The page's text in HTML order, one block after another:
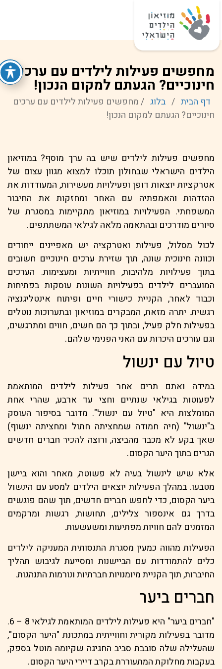
מחפשים פעילות לילדים עם ערכים
חינוכיים? הגעתם למקום הנכון!
דף הבית / בלוג / מחפשים פעילות לילדים עם ערכים
חינוכיים? הגעתם למקום הנכון!
מחפשים פעילות לילדים שיש בה ערך מוסף? במוזיאון
הילדים הישראלי שבחולון תוכלו למצוא מגוון עצום של
אטרקציות יוצאות דופן ופעילויות מעשירות, המעודדות את
ההזדהות והאמפתיה עם האחר ומחזקות את החיבור
המשפחתי. הפעילויות במוזיאון מתקיימות במסגרת של
סיורים מודרכים ובהתאמה מלאה לגילאי המשתתפים.
לכול מסלול, פעילות ואטרקציה יש מאפיינים ייחודים
וכוונה חינוכית שונה, תוך שזירת ערכים חינוכיים חשובים
בתוך פעילויות מלהיבות, חווייתיות ומעצימות. הערכים
המועברים לילדים בפעילויות השונות עוסקות בפתיחות
וכבוד לאחר, הקניית כישורי חיים ופיתוח אינטליגנציה
רגשית. יתרה מזאת, המבקרים במוזיאון ובתערוכות נוטלים
בפעילות חלק פעיל, ובתוך כך הם חשים, חווים ומתרגשים,
וגם עורכים היכרות עם האני הפנימי שלהם.
טיול עם ינשול
במידה ואתם תרים אחר פעילות לילדים המותאמת
לפעוטות בגילאי שנתיים וחצי עד ארבע, שהרי אחת
המומלצות היא "טיול עם ינשול". מדובר בסיפור העוסק
ב"ינשול" (חיה חמודה שמחציתה חתול ומחציתה ינשוף)
שאך בקע לא מכבר מהביצה, ורוצה להכיר חברים חדשים
הגרים בתוך היער הקסום.
אלא שיש לינשול בעיה לא פשוטה, מאחר והוא ביישן
מטבעו. במהלך הפעילות יוצאים הילדים למסע עם הינשול
ביער הקסום, כדי לחפש חברים חדשים, תוך שהם פוגשים
בדרך גם אינספור צלילים, תחושות, רגשות ומרקמים
המזמנים להם חוויות מפתיעות ומשעשעות.
הפעילות מהווה כמעין מסגרת התנסותית המעניקה לילדים
כלים להתמודדות עם הביישנות ומסייעת לגיבוש תהליך
החיברות, תוך הקניית מיומנויות חברתיות ונורמות התנהגות.
חברים ביער
"חברים ביער" היא פעילות לילדים המותאמת לגילאי 8 – 6.
מדובר בפעילות מקורית וחווייתית במתכונת "היער הקסום",
שהעלילה שלה סובבת סביב החגיגה שקיומה מוטל בספק,
בעקבות מחלוקת המתעוררת בקרב דיירי היער הקסום.